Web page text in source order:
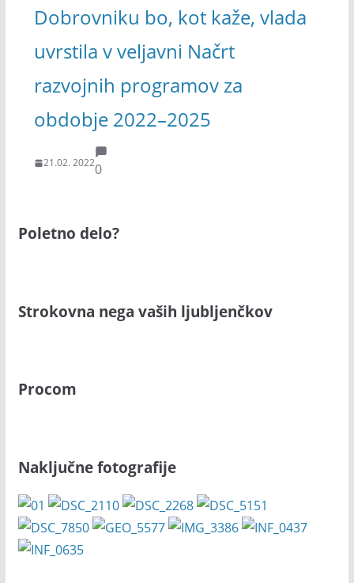
Dobrovniku bo, kot kaže, vlada
uvrstila v veljavni Načrt
razvojnih programov za
obdobje 2022–2025
21.02. 20220
Poletno delo?
Strokovna nega vaših ljubljenčkov
Procom
Naključne fotografije